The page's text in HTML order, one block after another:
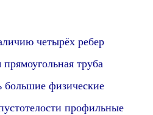
четырёх ребер
прямоугольная труба
большие физические
профильные